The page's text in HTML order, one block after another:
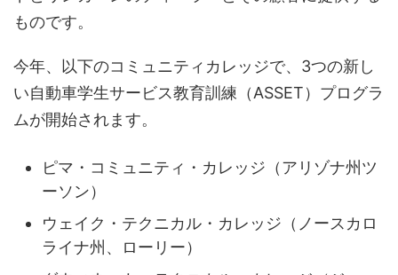
ものです。
今年、以下のコミュニティカレッジで、3つの新し
い自動車学生サービス教育訓練（ASSET）プログラ
ムが開始されます。
ピマ・コミュニティ・カレッジ（アリゾナ州ツ
ーソン）
ウェイク・テクニカル・カレッジ（ノースカロ
ライナ州、ローリー）